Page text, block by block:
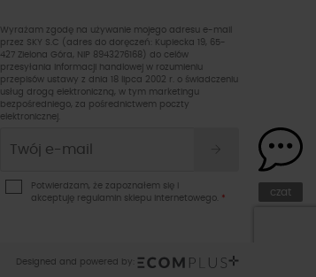
Wyrażam zgodę na używanie mojego adresu e-mail
przez SKY S.C (adres do doręczeń: Kupiecka 19, 65-
427 Zielona Góra, NIP 8943276168) do celów
przesyłania informacji handlowej w rozumieniu
przepisów ustawy z dnia 18 lipca 2002 r. o świadczeniu
usług drogą elektroniczną, w tym marketingu
bezpośredniego, za pośrednictwem poczty
elektronicznej.
Potwierdzam, że zapoznałem się i
akceptuję regulamin sklepu internetowego. *
czat
Designed and powered by: